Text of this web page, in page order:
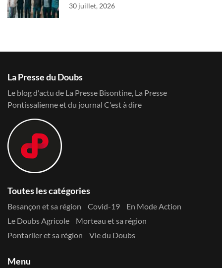
30 juillet, 2026
La Presse du Doubs
Le blog d'actu de La Presse Bisontine, La Presse
Pontissalienne et du journal C'est à dire
Toutes les catégories
Besançon et sa région Covid-19
En Mode Action
Le Doubs Agricole
Morteau et sa région
Pontarlier et sa région
Vie du Doubs
Menu